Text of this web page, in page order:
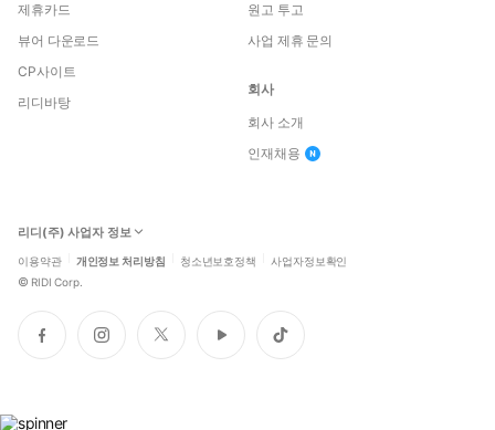
제휴카드
뷰어 다운로드
CP사이트
리디바탕
원고 투고
사업 제휴 문의
회사
회사 소개
인재채용
리디(주) 사업자 정보
이용약관 개인정보 처리방침 청소년보호정책 사업자정보확인
© RIDI Corp.
페
이
인
스
트
위
유
튜
틱
톡